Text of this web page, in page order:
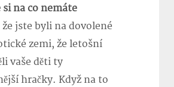
na co nemáte
jste byli na dovolené
zemi, že letošní
vaše děti ty
hračky. Když na to